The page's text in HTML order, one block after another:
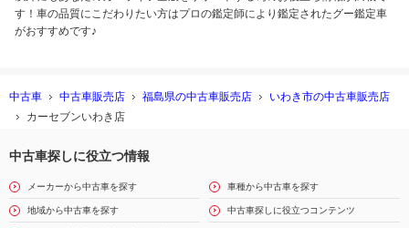
す！車の品質にこだわりたい方はプロの鑑定師により鑑定されたグー鑑定車
がおすすめです♪
中古車 中古車販売店 福島県の中古車販売店
いわき市の中古車販売店
カーセブンいわき店
中古車探しに役立つ情報
メーカーから中古車を探す 車種から中古車を探す
地域から中古車を探す 中古車探しに役立つコンテンツ